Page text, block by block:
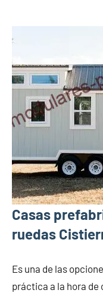
Casas
ruedas
Es una de las
práctica a la hora